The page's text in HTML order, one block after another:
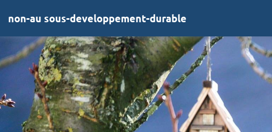
non-au sous-developpement-durable